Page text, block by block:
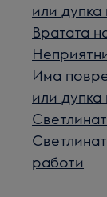
или
Вратата
Има
или
работи